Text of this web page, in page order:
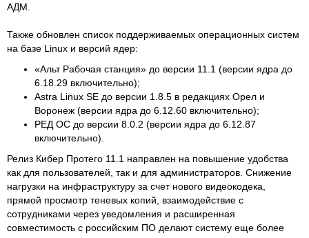
АДМ.
Также обновлен список поддерживаемых операционных систем
на базе Linux и версий ядер:
«Альт Рабочая станция» до версии 11.1 (версии ядра до
6.18.29 включительно);
Astra Linux SE до версии 1.8.5 в редакциях Орел и
Воронеж (версии ядра до 6.12.60 включительно);
РЕД ОС до версии 8.0.2 (версии ядра до 6.12.87
включительно).
Релиз Кибер Протего 11.1 направлен на повышение удобства
как для пользователей, так и для администраторов. Снижение
нагрузки на инфраструктуру за счет нового видеокодека,
прямой просмотр теневых копий, взаимодействие с
сотрудниками через уведомления и расширенная
совместимость с российским ПО делают систему еще более